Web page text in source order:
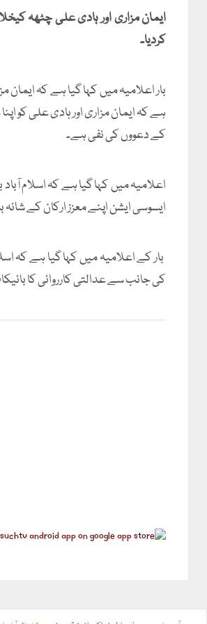
ایمان مزاری اور ہادی علی چٹھہ
کردیا۔
بار اعلامیہ میں کہا گیا ہے کہ
ہے کہ ایمان مزاری اور ہادی علی کو
کے دعووں کی نفی ہے۔
اعلامیہ میں کہا گیا ہے کہ اسلام
ایسوسی ایشن اپنے معزز ارکان کے
بار کے اعلامیہ میں کہا گیا ہے کہ
کی جانب سے عدالتی کارروائی کا